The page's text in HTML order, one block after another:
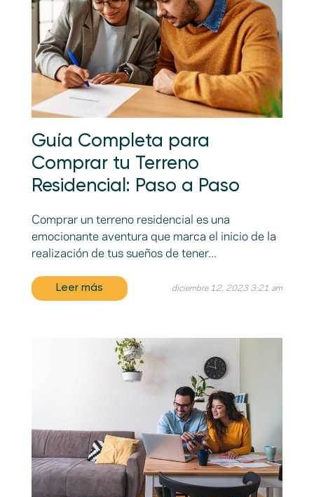
Guía Completa para
Comprar tu Terreno
Residencial: Paso a Paso
Comprar un terreno residencial es una
emocionante aventura que marca el inicio de la
realización de tus sueños de tener...
Leer más diciembre 12, 2023 3:21 am